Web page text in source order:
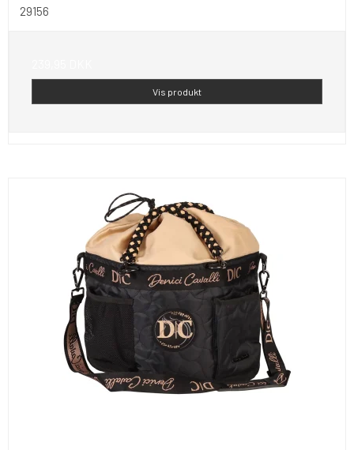
29156
Vis produkt